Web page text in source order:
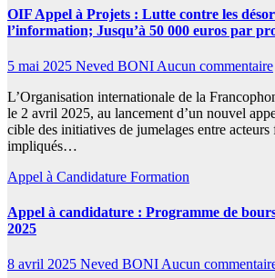
OIF Appel à Projets : Lutte contre les
l’information; Jusqu’à 50 000 euros par
5 mai 2025 Neved BONI Aucun commentaire
L’Organisation internationale de la
le 2 avril 2025, au lancement d’un nouvel
cible des initiatives de jumelages entre acteurs
impliqués…
Appel à Candidature Formation
Appel à candidature : Programme de
2025
8 avril 2025 Neved BONIAucun